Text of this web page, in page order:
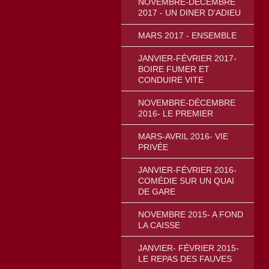
NOVEMBRE-DÉCEMBRE
2017 - UN DINER D'ADIEU
MARS 2017 - ENSEMBLE
JANVIER-FÉVRIER 2017-
BOIRE FUMER ET
CONDUIRE VITE
NOVEMBRE-DÉCEMBRE
2016- LE PREMIER
MARS-AVRIL 2016- VIE
PRIVÉE
JANVIER-FÉVRIER 2016-
COMÉDIE SUR UN QUAI
DE GARE
NOVEMBRE 2015- A FOND
LA CAISSE
JANVIER- FÉVRIER 2015-
LE REPAS DES FAUVES